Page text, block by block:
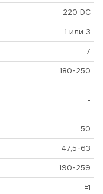
220 DC
1 или 3
7
180-250
-
50
47,5-63
190-259
±1